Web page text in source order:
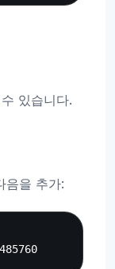
있습니다.
음을 추가: